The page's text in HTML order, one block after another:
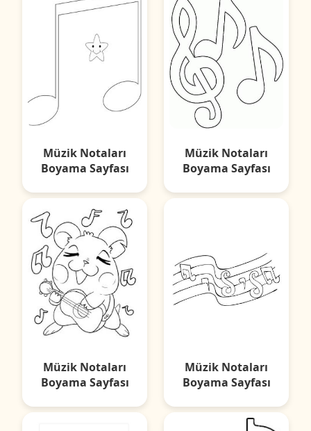
Müzik Notaları
Boyama Sayfası
Müzik Notaları
Boyama Sayfası
Müzik Notaları
Boyama Sayfası
Müzik Notaları
Boyama Sayfası